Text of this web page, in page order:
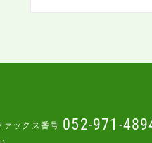
ァックス番号 052-971-